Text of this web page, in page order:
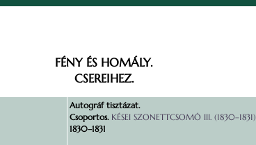
FÉNY ÉS HOMÁLY.
CSEREIHEZ.
Autográf tisztázat.
Csoportos. KÉSEI SZONETTCSOMÓ III. (1830–1831)
1830–1831